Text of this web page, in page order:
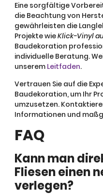
Eine sorgfältige
die Beachtung von
gewährleisten die
Projekte wieKlick-Vinyl
Baudekoration
individuelle Beratung.
unserem Leitfaden.
Vertrauen Sie auf die
Baudekoration, um Ihr
umzusetzen.
Informationen und
FAQ
Kann man
Fliesen einen
verlegen?